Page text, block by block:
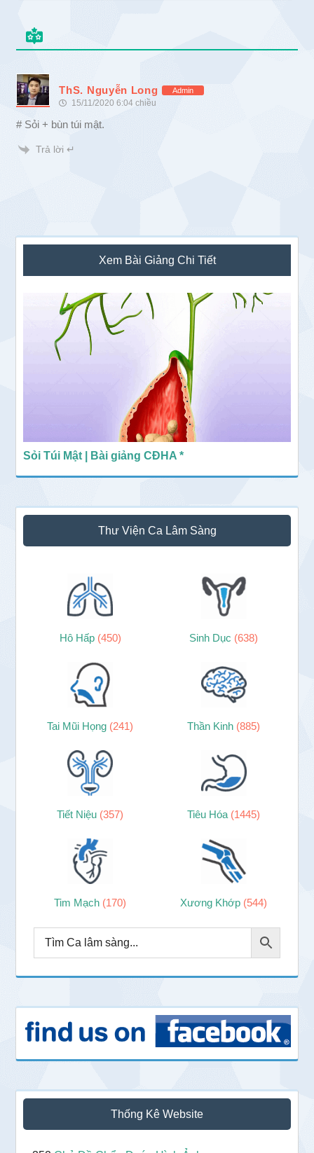
ThS. Nguyễn Long Admin
15/11/2020 6:04 chiều
# Sỏi + bùn túi mật.
Trả lời ↵
Sidebar
chính
Xem Bài Giảng Chi Tiết
Sỏi Túi Mật | Bài giảng CĐHA *
Thư Viện Ca Lâm Sàng
Hô Hấp (450) Sinh Dục (638)
Tai Mũi Họng (241) Thần Kinh (885)
Tiết Niệu (357) Tiêu Hóa (1445)
Tim Mạch (170) Xương Khớp (544)
Thống Kê Website